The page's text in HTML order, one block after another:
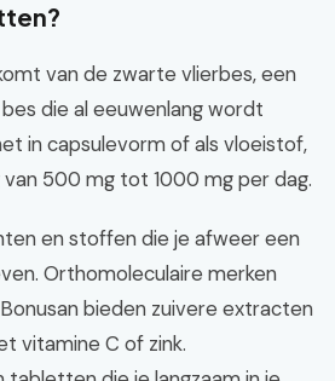
van de zwarte vlierbes, een
die al eeuwenlang wordt
in capsulevorm of als vloeistof,
van 500 mg tot 1000 mg per dag.
en stoffen die je afweer een
Orthomoleculaire merken
bieden zuivere extracten
vitamine C of zink.